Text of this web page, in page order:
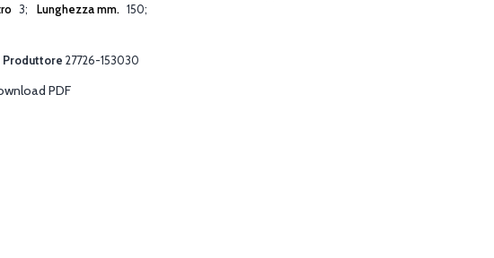
3 Lunghezza mm. 150
PDF
Produttore 27726-153030